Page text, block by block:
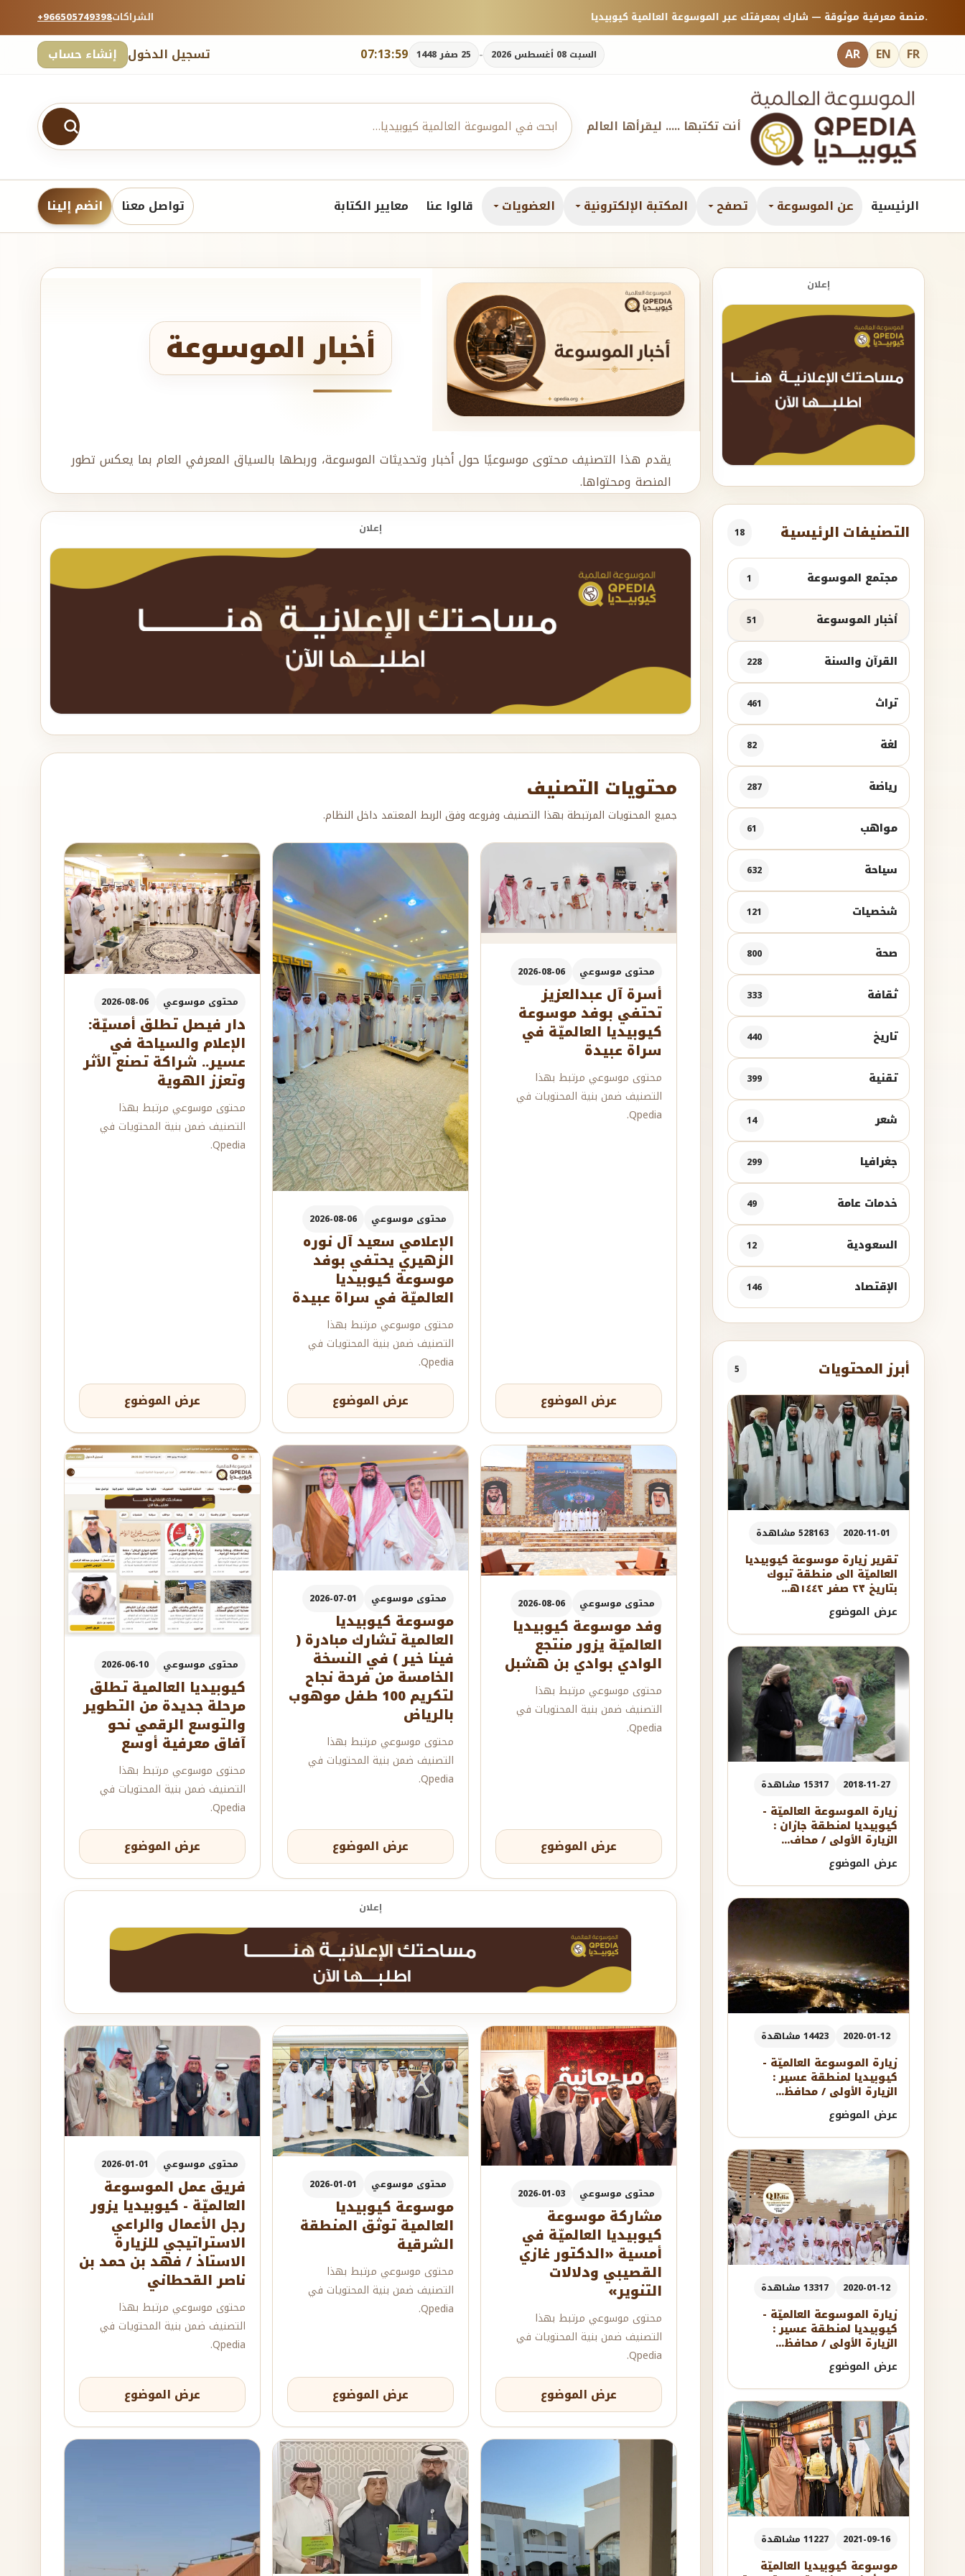
+966505749398الشراكات منصة معرفية موثوقة — شارك بمعرفتك عبر الموسوعة العالمية كيوبيديا.
تسجيل الدخول إنشاء حساب 07:14:01 السبت 08 أغسطس 2026 - 25 صفر 1448 AR EN FR
أنت تكتبها ..... ليقرأها العالم
الرئيسية عن الموسوعة تصفح المكتبة الإلكترونية العضويات قالوا عنا معايير الكتابة تواصل معنا انضم إلينا
إعلان
التصنيفات الرئيسية 18
مجتمع الموسوعة 1
أخبار الموسوعة 51
القرآن والسنة 228
تراث 461
لغة 82
رياضة 287
مواهب 61
سياحة 632
شخصيات 121
صحة 800
ثقافة 333
تاريخ 440
تقنية 399
شعر 14
جغرافيا 299
خدمات عامة 49
السعودية 12
الإقتصاد 146
أبرز المحتويات 5
2020-11-01 528163 مشاهدة
تقرير زيارة موسوعة كيوبيديا
العالميّة الى منطقة تبوك
بتاريخ ٢٣ صفر ١٤٤٢ه...
عرض الموضوع
2018-11-27 15317 مشاهدة
زيارة الموسوعة العالميّة -
كيوبيديا لمنطقة جازان :
الزيارة الأولى / محاف...
عرض الموضوع
2020-01-12 14423 مشاهدة
زيارة الموسوعة العالميّة -
كيوبيديا لمنطقة عسير :
الزيارة الأولى / محافظ...
عرض الموضوع
2020-01-12 13317 مشاهدة
زيارة الموسوعة العالميّة -
كيوبيديا لمنطقة عسير :
الزيارة الأولى / محافظ...
عرض الموضوع
2021-09-16 11227 مشاهدة
موسوعة كيوبيديا العالميّة
أخبار الموسوعة
يقدم هذا التصنيف محتوى موسوعيًا حول أخبار وتحديثات الموسوعة، وربطها بالسياق المعرفي العام بما يعكس تطور
المنصة ومحتواها.
إعلان
محتويات التصنيف
جميع المحتويات المرتبطة بهذا التصنيف وفروعه وفق الربط المعتمد داخل النظام.
محتوى موسوعي 2026-08-06
أسرة آل عبدالعزيز
تحتفي بوفد موسوعة
كيوبيديا العالميّة في
سراة عبيدة
محتوى موسوعي مرتبط بهذا
التصنيف ضمن بنية المحتويات في
Qpedia.
عرض الموضوع
محتوى موسوعي 2026-08-06
الإعلامي سعيد آل نوره
الزهيري يحتفي بوفد
موسوعة كيوبيديا
العالميّة في سراة عبيدة
محتوى موسوعي مرتبط بهذا
التصنيف ضمن بنية المحتويات في
Qpedia.
عرض الموضوع
محتوى موسوعي 2026-08-06
دار فيصل تطلق أمسيّة:
الإعلام والسياحة في
عسير.. شراكة تصنع الأثر
وتعزز الهوية
محتوى موسوعي مرتبط بهذا
التصنيف ضمن بنية المحتويات في
Qpedia.
عرض الموضوع
محتوى موسوعي 2026-08-06
وفد موسوعة كيوبيديا
العالميّة يزور منتجع
الوادي بوادي بن هشبل
محتوى موسوعي مرتبط بهذا
التصنيف ضمن بنية المحتويات في
Qpedia.
عرض الموضوع
محتوى موسوعي 2026-07-01
موسوعة كيوبيديا
العالمية تشارك مبادرة (
فينا خير ) في النسخة
الخامسة من فرحة نجاح
لتكريم 100 طفل موهوب
بالرياض
محتوى موسوعي مرتبط بهذا
التصنيف ضمن بنية المحتويات في
Qpedia.
عرض الموضوع
محتوى موسوعي 2026-06-10
كيوبيديا العالمية تطلق
مرحلة جديدة من التطوير
والتوسع الرقمي نحو
آفاق معرفية أوسع
محتوى موسوعي مرتبط بهذا
التصنيف ضمن بنية المحتويات في
Qpedia.
عرض الموضوع
إعلان
محتوى موسوعي 2026-01-03
مشاركة موسوعة
كيوبيديا العالميّة في
أمسية «الدكتور غازي
القصيبي ودلالات
التنوير»
محتوى موسوعي مرتبط بهذا
التصنيف ضمن بنية المحتويات في
Qpedia.
عرض الموضوع
محتوى موسوعي 2026-01-01
موسوعة كيوبيديا
العالمية توثق المنطقة
الشرقية
محتوى موسوعي مرتبط بهذا
التصنيف ضمن بنية المحتويات في
Qpedia.
عرض الموضوع
محتوى موسوعي 2026-01-01
فريق عمل الموسوعة
العالميّة - كيوبيديا يزور
رجل الأعمال والراعي
الاستراتيجي للزيارة
الاستاذ / فهد بن حمد بن
ناصر القحطاني
محتوى موسوعي مرتبط بهذا
التصنيف ضمن بنية المحتويات في
Qpedia.
عرض الموضوع